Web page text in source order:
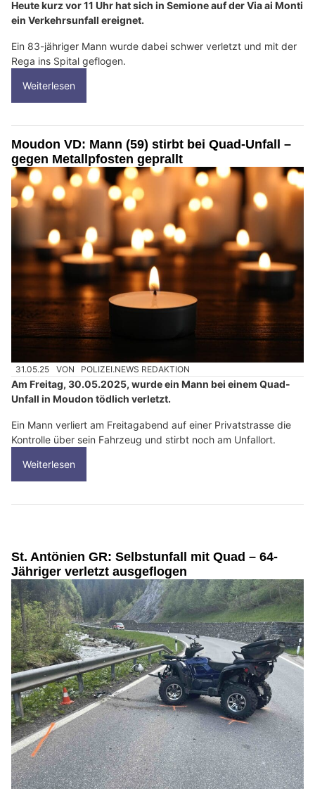
Heute kurz vor 11 Uhr hat sich in Semione auf der Via ai Monti
ein Verkehrsunfall ereignet.
Ein 83-jähriger Mann wurde dabei schwer verletzt und mit der
Rega ins Spital geflogen.
Weiterlesen
Moudon VD: Mann (59) stirbt bei Quad-Unfall –
gegen Metallpfosten geprallt
31.05.25 VON POLIZEI.NEWS REDAKTION
Am Freitag, 30.05.2025, wurde ein Mann bei einem Quad-
Unfall in Moudon tödlich verletzt.
Ein Mann verliert am Freitagabend auf einer Privatstrasse die
Kontrolle über sein Fahrzeug und stirbt noch am Unfallort.
Weiterlesen
St. Antönien GR: Selbstunfall mit Quad – 64-
Jähriger verletzt ausgeflogen